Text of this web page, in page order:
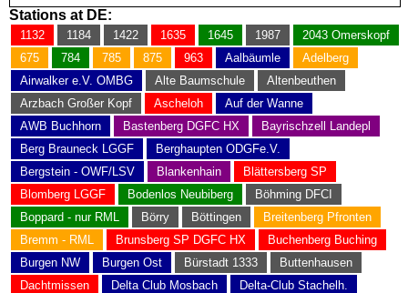
Stations at DE:
1132 1184 1422 1635 1645 1987
2043 Omerskopf
675
784 785 875 963 Aalbäumle
Adelberg
Airwalker e.V. OMBG
Alte Baumschule
Altenbeuthen
Arzbach Großer Kopf
Ascheloh
Auf der Wanne
AWB Buchhorn
Bastenberg DGFC HX
Bayrischzell Landepl
Berg Brauneck LGGF
Berghaupten ODGFe.V.
Bergstein - OWF/LSV
Blankenhain
Blättersberg SP
Blomberg LGGF
Bodenlos Neubiberg
Böhming DFCI
Boppard - nur RML
Börry Böttingen
Breitenberg Pfronten
Bremm - RML
Brunsberg SP DGFC HX
Buchenberg Buching
Burgen NW
Burgen Ost Bürstadt 1333
Buttenhausen
Dachtmissen
Delta Club Mosbach
Delta-Club Stachelh.